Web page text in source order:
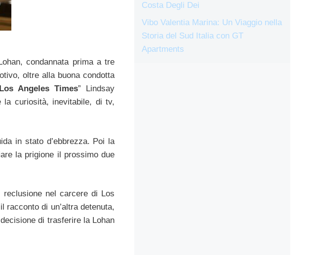
condannata prima a tre
oltre alla buona condotta
Los Angeles Times” Lindsay
la curiosità, inevitabile, di tv,
in stato d’ebbrezza. Poi la
la prigione il prossimo due
nel carcere di Los
racconto di un’altra detenuta,
di trasferire la Lohan
Costa Degli Dei
Vibo Valentia Marina: Un Viaggio nella
Storia del Sud Italia con GT
Apartments